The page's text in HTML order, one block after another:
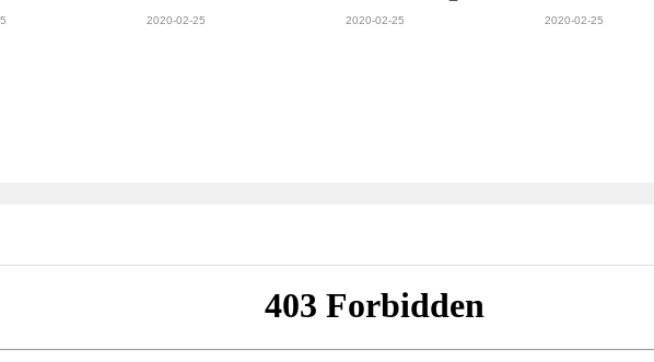
性价比
吗_九阳现磨豆浆可以加盟
2020-02-25
知名品牌饮品加盟有哪些
2020-02-25
吗_健康饮品加盟哪个品牌
2020-02-25